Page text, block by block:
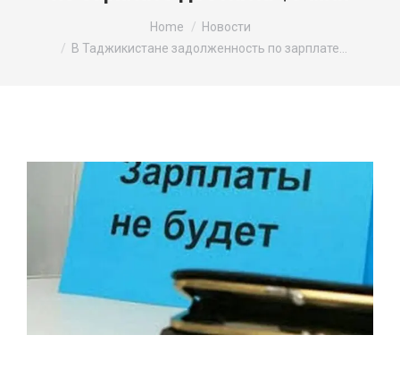
Home
Новости
В Таджикистане задолженность по зарплате…